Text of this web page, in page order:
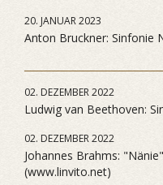
20. JANUAR 2023
Anton Bruckner: Sinfonie
02. DEZEMBER 2022
Ludwig van Beethoven:
02. DEZEMBER 2022
Johannes Brahms:
(www.linvito.net)